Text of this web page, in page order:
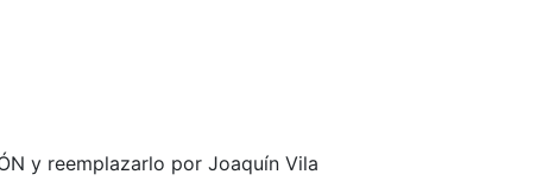
y reemplazarlo por Joaquín Vila